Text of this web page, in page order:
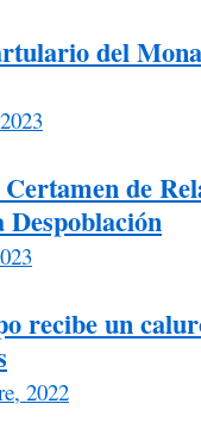
del
de
recibe un
2022